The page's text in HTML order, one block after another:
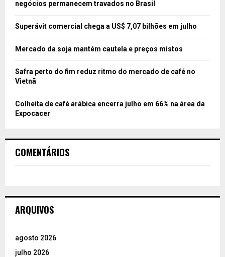
negócios permanecem travados no Brasil
Superávit comercial chega a US$ 7,07 bilhões em julho
Mercado da soja mantém cautela e preços mistos
Safra perto do fim reduz ritmo do mercado de café no
Vietnã
Colheita de café arábica encerra julho em 66% na área da
Expocacer
COMENTÁRIOS
ARQUIVOS
agosto 2026
julho 2026